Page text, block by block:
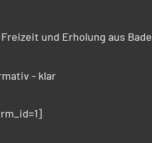
und Erholung aus
- klar